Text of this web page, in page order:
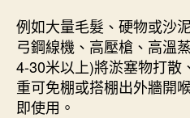
例如大量毛髮、硬物或沙
弓鋼線機、高壓槍、高溫
4-30米以上)將淤塞物打散
重可免棚或搭棚出外牆開
即使用。